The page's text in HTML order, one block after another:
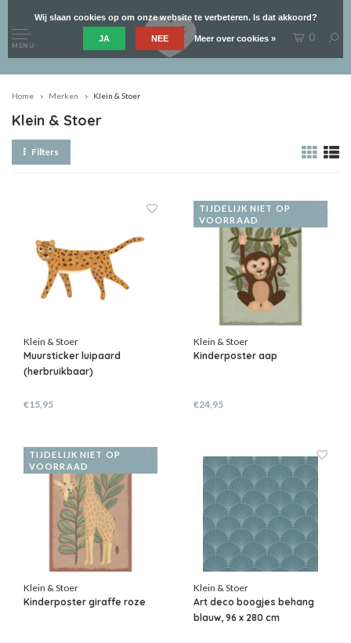
MENU
0
Home Merken Klein & Stoer
Klein & Stoer
Filters
Klein & Stoer
Muursticker luipaard
(herbruikbaar)
€15,95
TIJDELIJK NIET OP
VOORRAAD
Klein & Stoer
Kinderposter aap
€24,95
TIJDELIJK NIET OP
VOORRAAD
Klein & Stoer
Kinderposter giraffe roze
Klein & Stoer
Art deco boogjes behang
blauw, 96 x 280 cm
Wij slaan cookies op om onze website te verbeteren. Is dat akkoord?
JA NEE Meer over cookies »